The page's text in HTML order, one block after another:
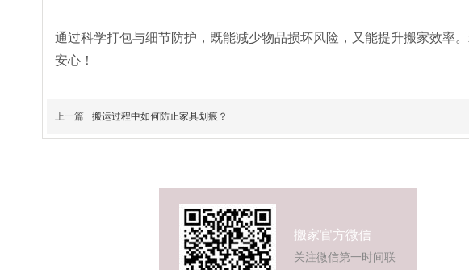
通过科学打包与细节防护，既能减少物品损坏风险，又能提升搬家效率
安心！
上一篇 搬运过程中如何防止家具划痕？
搬家官方微信
关注微信第一时间联